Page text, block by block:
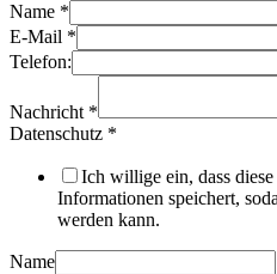
Name *
E-Mail *
Telefon:
Nachricht *
Datenschutz *
Ich willige ein, dass
Informationen speichert,
werden kann.
Name